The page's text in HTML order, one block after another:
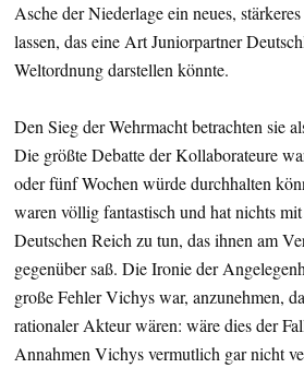
Asche der Niederlage ein neues,
lassen, das eine Art Juniorpartner
Weltordnung darstellen könnte.
Den Sieg der Wehrmacht betrachten sie
Die größte Debatte der Kollaborateure
oder fünf Wochen würde durchhalten
waren völlig fantastisch und hat nichts
Deutschen Reich zu tun, das ihnen am
gegenüber saß. Die Ironie der
große Fehler Vichys war, anzunehmen,
rationaler Akteur wären: wäre dies der
Annahmen Vichys vermutlich gar nicht